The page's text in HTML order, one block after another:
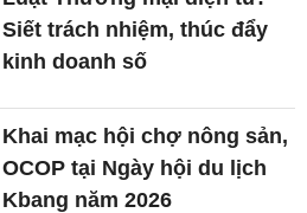
Siết trách nhiệm, thúc đẩy
kinh doanh số
Khai mạc hội chợ nông sản,
OCOP tại Ngày hội du lịch
Kbang năm 2026